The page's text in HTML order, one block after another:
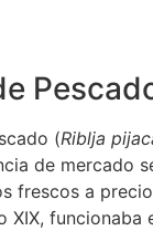
(Riblja
de mercado
frescos a
XIX, funcionaba